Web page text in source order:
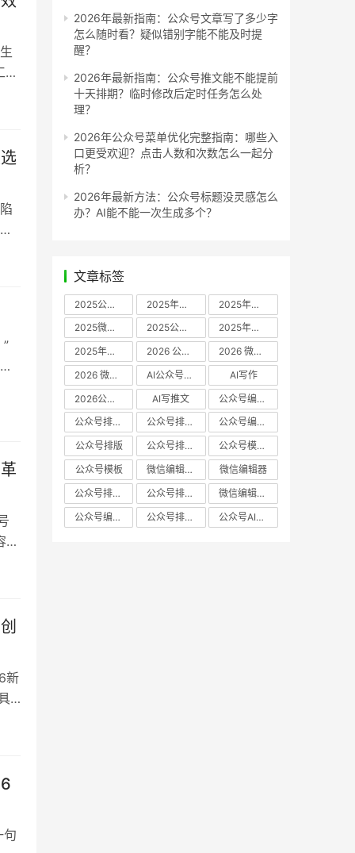
创
新
句
2026年最新指南：公众号文章写了多少字
怎么随时看？疑似错别字能不能及时提
醒？
2026年最新指南：公众号推文能不能提前
十天排期？临时修改后定时任务怎么处
理？
2026年公众号菜单优化完整指南：哪些入
口更受欢迎？点击人数和次数怎么一起分
析？
2026年最新方法：公众号标题没灵感怎么
办？AI能不能一次生成多个？
文章标签
2025公众号编辑器推荐 2025年微信编辑器评测
2025年微信编辑器推荐
2025微信编辑器推荐
2025公众号编辑器评测
2025年微信编辑器实测
2025年公众号排版工具推荐
2026 公众号编辑器权威推荐
2026 微信公众号编辑器推荐
2026 微信公众号编辑器测评
AI公众号编辑器
AI写作
2026公众号排版软件
AI写推文
公众号编辑器哪个好
公众号排版软件哪个好
公众号排版工具评测
公众号编辑器推荐
公众号排版
公众号排版工具
公众号模板工具
公众号模板
微信编辑器哪个好
微信编辑器
公众号排版用什么软件
公众号排版哪个好
微信编辑器评测
公众号编辑器实测
公众号排版编辑器 公众号AI编辑器